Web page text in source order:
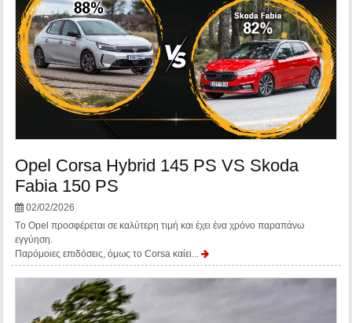
Opel Corsa Hybrid 145 PS VS Skoda
Fabia 150 PS
02/02/2026
Τo Opel προσφέρεται σε καλύτερη τιμή και έχει ένα χρόνο παραπάνω
εγγύηση.
Παρόμοιες επιδόσεις, όμως το Corsa καίει...